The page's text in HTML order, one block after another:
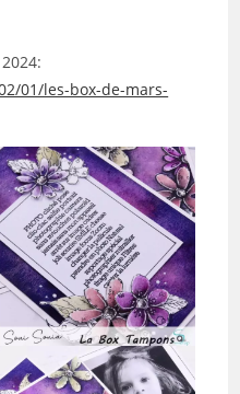
01/les-box-de-mars-